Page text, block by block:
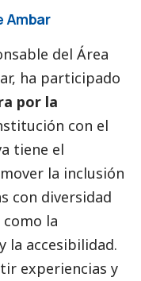
Ambar
del Área
, ha participado
por la
con el
tiene el
la inclusión
con diversidad
la
la accesibilidad.
experiencias y